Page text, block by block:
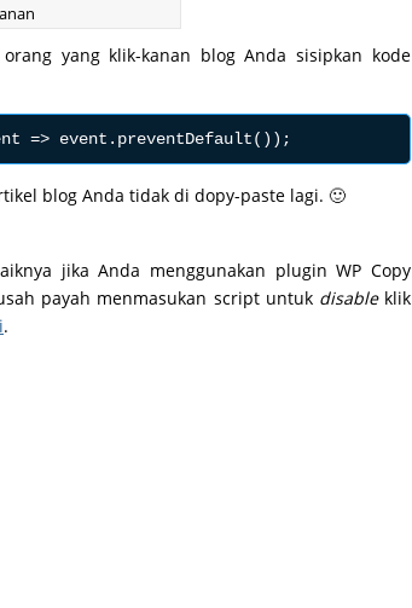
yang klik-kanan blog Anda sisipkan kode
blog Anda tidak di dopy-paste lagi. 🙂
jika Anda menggunakan plugin WP Copy
payah menmasukan script untuk disableklik
.